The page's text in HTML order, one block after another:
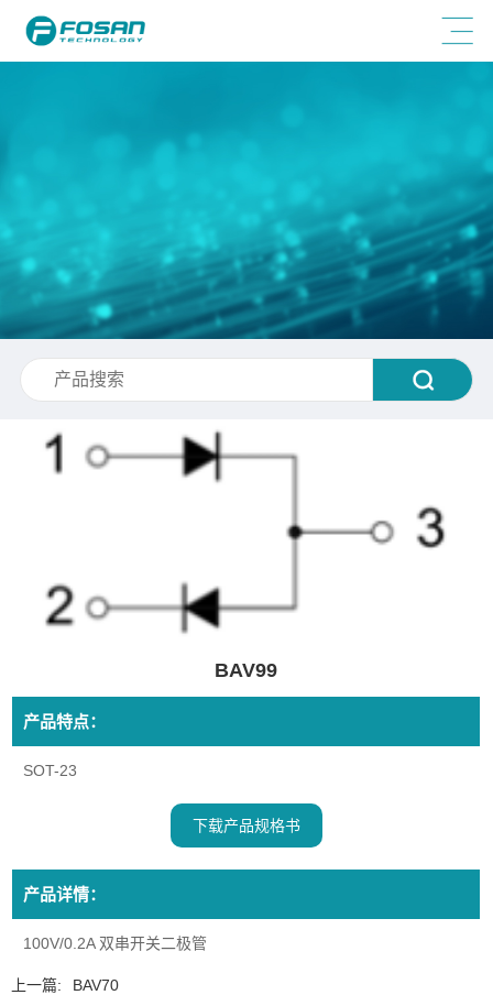
BAV99
产品特点：
SOT-23
下载产品规格书
产品详情：
100V/0.2A 双串开关二极管
上一篇:
BAV70